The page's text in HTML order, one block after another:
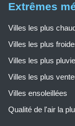
Extrêmes
Villes les plus
Villes les plus
Villes les plus
Villes les plus
Villes ensoleillées
Qualité de l'air la